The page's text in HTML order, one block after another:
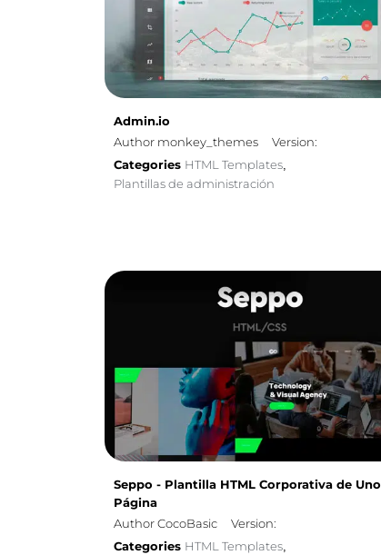
Admin.io
Author monkey_themes
Version:
Categories HTML Templates,
Plantillas de administración
Seppo - Plantilla HTML Corporativa de Uno
Página
Author CocoBasic
Version:
Categories HTML Templates,